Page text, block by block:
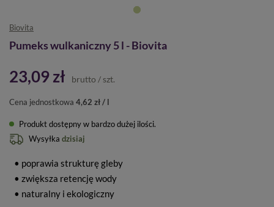
Biovita
Pumeks wulkaniczny 5 l - Biovita
23,09 zł brutto / szt.
Cena jednostkowa 4,62 zł / l
Produkt dostępny w bardzo dużej ilości
Wysyłka dzisiaj
• poprawia strukturę gleby
• zwiększa retencję wody
• naturalny i ekologiczny